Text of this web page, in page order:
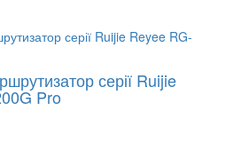
серії Ruijie
Pro